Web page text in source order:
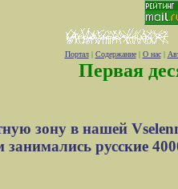
Портал| Содержание| О нас|
Первая
зону в нашей
занимались русские